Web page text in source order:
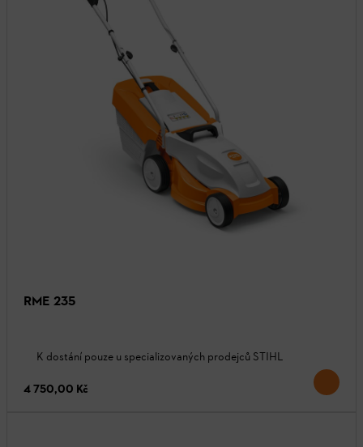
RME 235
K dostání pouze u specializovaných prodejců STIHL
4 750,00 Kč